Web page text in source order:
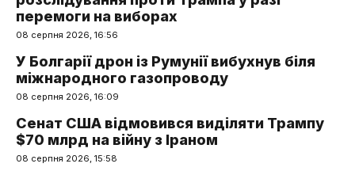
перемоги на виборах
08 серпня 2026, 16:56
У Болгарії дрон із Румунії вибухнув біля
міжнародного газопроводу
08 серпня 2026, 16:09
Сенат США відмовився виділяти Трампу
$70 млрд на війну з Іраном
08 серпня 2026, 15:58